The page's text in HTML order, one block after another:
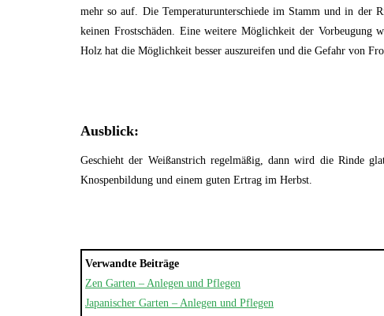
mehr so auf. Die Temperaturunterschiede im Stamm und in der
keinen Frostschäden. Eine weitere Möglichkeit der Vorbeugung
Holz hat die Möglichkeit besser auszureifen und die Gefahr von
Ausblick:
Geschieht der Weißanstrich regelmäßig, dann wird die Rinde
Knospenbildung und einem guten Ertrag im Herbst.
Verwandte Beiträge
Zen Garten – Anlegen und Pflegen
Japanischer Garten – Anlegen und Pflegen